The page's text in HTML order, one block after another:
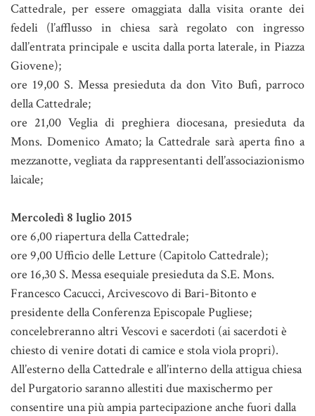
Cattedrale, per essere omaggiata dalla visita orante dei
fedeli (l’afflusso in chiesa sarà regolato con ingresso
dall’entrata principale e uscita dalla porta laterale, in Piazza
Giovene);
ore 19,00 S. Messa presieduta da don Vito Bufi, parroco
della Cattedrale;
ore 21,00 Veglia di preghiera diocesana, presieduta da
Mons. Domenico Amato; la Cattedrale sarà aperta fino a
mezzanotte, vegliata da rappresentanti dell’associazionismo
laicale;
Mercoledì 8 luglio 2015
ore 6,00 riapertura della Cattedrale;
ore 9,00 Ufficio delle Letture (Capitolo Cattedrale);
ore 16,30 S. Messa esequiale presieduta da S.E. Mons.
Francesco Cacucci, Arcivescovo di Bari-Bitonto e
presidente della Conferenza Episcopale Pugliese;
concelebreranno altri Vescovi e sacerdoti (ai sacerdoti è
chiesto di venire dotati di camice e stola viola propri).
All’esterno della Cattedrale e all’interno della attigua chiesa
del Purgatorio saranno allestiti due maxischermo per
consentire una più ampia partecipazione anche fuori dalla